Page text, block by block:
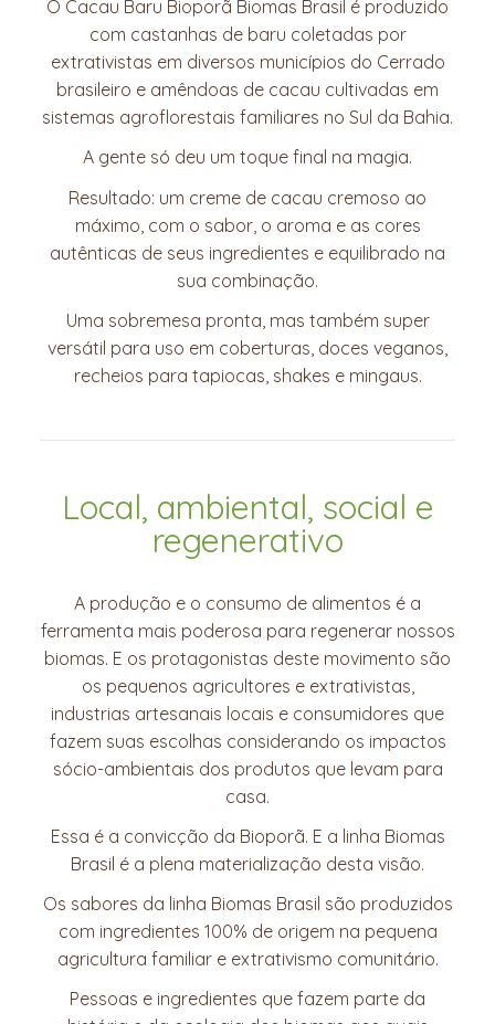
O Cacau Baru Bioporã Biomas Brasil é produzido
com castanhas de baru coletadas por
extrativistas em diversos municípios do Cerrado
brasileiro e amêndoas de cacau cultivadas em
sistemas agroflorestais familiares no Sul da Bahia.
A gente só deu um toque final na magia.
Resultado: um creme de cacau cremoso ao
máximo, com o sabor, o aroma e as cores
autênticas de seus ingredientes e equilibrado na
sua combinação.
Uma sobremesa pronta, mas também super
versátil para uso em coberturas, doces veganos,
recheios para tapiocas, shakes e mingaus.
Local, ambiental, social e
regenerativo
A produção e o consumo de alimentos é a
ferramenta mais poderosa para regenerar nossos
biomas. E os protagonistas deste movimento são
os pequenos agricultores e extrativistas,
industrias artesanais locais e consumidores que
fazem suas escolhas considerando os impactos
sócio-ambientais dos produtos que levam para
casa.
Essa é a convicção da Bioporã. E a linha Biomas
Brasil é a plena materialização desta visão.
Os sabores da linha Biomas Brasil são produzidos
com ingredientes 100% de origem na pequena
agricultura familiar e extrativismo comunitário.
Pessoas e ingredientes que fazem parte da